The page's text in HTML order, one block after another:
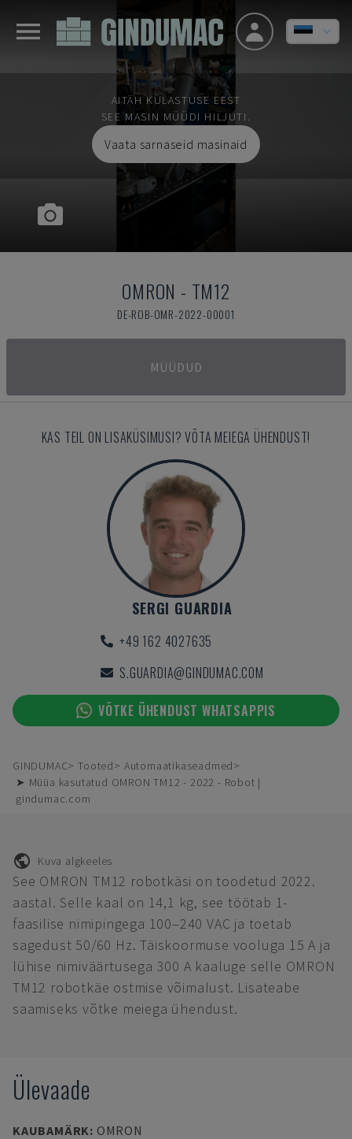
AITÄH KÜLASTUSE EEST
SEE MASIN MÜÜDI HILJUTI.
Vaata sarnaseid masinaid
OMRON - TM12
DE-ROB-OMR-2022-00001
MÜÜDUD
KAS TEIL ON LISAKÜSIMUSI? VÕTA MEIEGA ÜHENDUST!
SERGI GUARDIA
+49 162 4027635
S.GUARDIA@GINDUMAC.COM
VÕTKE ÜHENDUST WHATSAPPIS
GINDUMAC Tooted
Automaatikaseadmed
➤ Müüa kasutatud OMRON TM12 - 2022 - Robot |
gindumac.com
Kuva algkeeles
See OMRON TM12 robotkäsi on toodetud 2022.
aastal. Selle kaal on 14,1 kg, see töötab 1-
faasilise nimipingega 100–240 VAC ja toetab
sagedust 50/60 Hz. Täiskoormuse vooluga 15 A ja
lühise nimiväärtusega 300 A kaaluge selle OMRON
TM12 robotkäe ostmise võimalust. Lisateabe
saamiseks võtke meiega ühendust.
Ülevaade
KAUBAMÄRK: OMRON